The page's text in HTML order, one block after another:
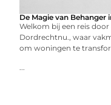
De Magie van
Welkom bij een reis
Dordrechtnu., waar
om woningen te
...